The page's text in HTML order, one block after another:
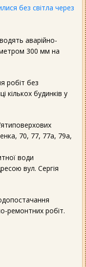
без світла через
аварійно-
300 мм на
робіт без
будинків у
70, 77, 77а, 79а,
води
вул. Сергія
ремонтних робіт.